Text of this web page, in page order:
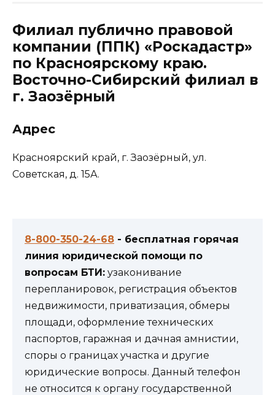
Филиал публично правовой
компании (ППК) «Роскадастр»
по Красноярскому краю.
Восточно-Сибирский филиал в
г. Заозёрный
Адрес
​Красноярский край, г. Заозёрный, ул.
Советская, д. 15А.
8-800-350-24-68 - бесплатная горячая
линия юридической помощи по
вопросам БТИ: узаконивание
перепланировок, регистрация объектов
недвижимости, приватизация, обмеры
площади, оформление технических
паспортов, гаражная и дачная амнистии,
споры о границах участка и другие
юридические вопросы. Данный телефон
не относится к органу государственной